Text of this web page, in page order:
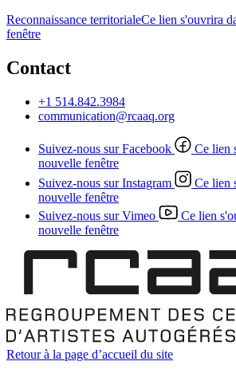
Reconnaissance territorialeCe lien s'ouvrira
fenêtre
Contact
+1 514.842.3984
communication@rcaaq.org
Suivez-nous sur Facebook
Ce lien
nouvelle fenêtre
Suivez-nous sur Instagram
Ce lien
nouvelle fenêtre
Suivez-nous sur Vimeo
Ce lien
nouvelle fenêtre
Retour à la page d’accueil du site